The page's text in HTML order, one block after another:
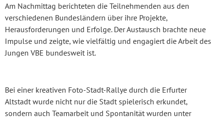
Am Nachmittag berichteten die Teilnehmenden aus den
verschiedenen Bundesländern über ihre Projekte,
Herausforderungen und Erfolge. Der Austausch brachte neue
Impulse und zeigte, wie vielfältig und engagiert die Arbeit des
Jungen VBE bundesweit ist.
Bei einer kreativen Foto-Stadt-Rallye durch die Erfurter
Altstadt wurde nicht nur die Stadt spielerisch erkundet,
sondern auch Teamarbeit und Spontanität wurden unter